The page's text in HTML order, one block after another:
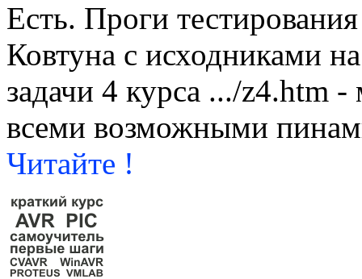
Есть. Проги
Ковтуна с исходниками
задачи 4 курса .../z4.htm
всеми возможными
Читайте !